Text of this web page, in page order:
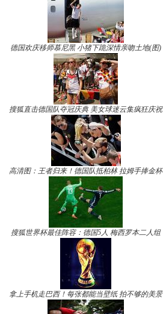
德国欢庆移师慕尼黑 小猪下跪深情亲吻土地(图)
搜狐直击德国队夺冠庆典 美女球迷云集疯狂庆祝
高清图：王者归来！德国队抵柏林 拉姆手捧金杯
搜狐世界杯最佳阵容：德国5人 梅西罗本二人组
拿上手机走巴西！每张都能当壁纸 拍不够的美景